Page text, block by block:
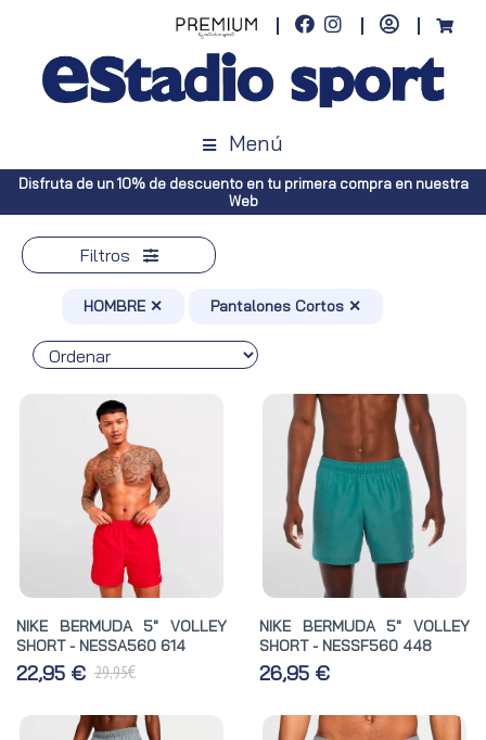
Menú
Envíos gratuitos a toda España (Canarias, pedidos superiores a 50€.
Península, pedidos superiores a 100€)
Filtros
HOMBRE ✕ Pantalones Cortos ✕
NIKE BERMUDA 5" VOLLEY
SHORT - NESSA560 614
22,95 € 29,95€
NIKE BERMUDA 5" VOLLEY
SHORT - NESSF560 448
26,95 €